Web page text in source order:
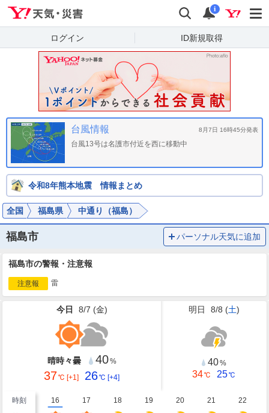
検索 通知
i
ログイン ID新規取得
台風情報 8月7日 16時45分発表
台風13号は名護市付近を西に移動中
令和8年熊本地震 情報まとめ
全国 福島県 中通り（福島）
福島市 パーソナル天気に追加
福島市の警報・注意報
注意報 雷
今日 8/7 (金)
晴時々曇 40%
37℃ [+1] 26℃ [+4]
明日 8/8 (土)
40%
34℃ 25℃
時刻 16 17 18 19 20 21
22